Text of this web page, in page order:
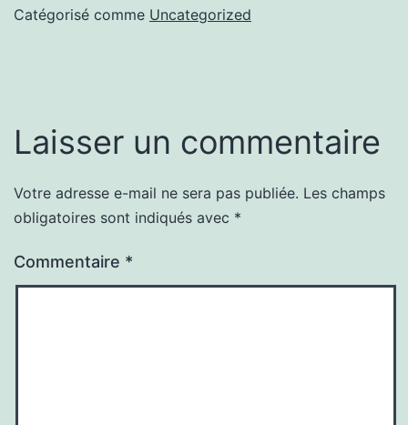
Catégorisé comme Uncategorized
Laisser un commentaire
Votre adresse e-mail ne sera pas publiée. Les champs
obligatoires sont indiqués avec *
Commentaire *